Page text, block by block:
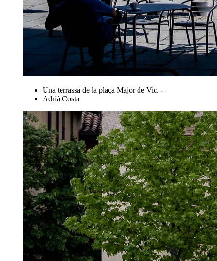
Una terrassa de la plaça Major de Vic. -
Adrià Costa